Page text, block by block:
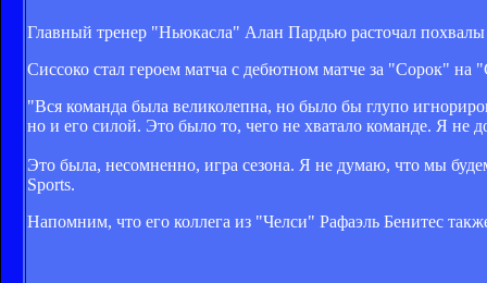
Главный тренер "Ньюкасла" Алан Пардью расточал
Сиссоко стал героем матча с дебютном матче за "Сорок"
"Вся команда была великолепна, но было бы глупо
но и его силой. Это было то, чего не хватало команде. Я не
Это была, несомненно, игра сезона. Я не думаю, что мы
Sports.
Напомним, что его коллега из "Челси" Рафаэль Бенитес